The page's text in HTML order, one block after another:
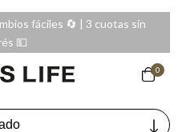
fáciles 🔄️ | 3 cuotas sin
💵
0